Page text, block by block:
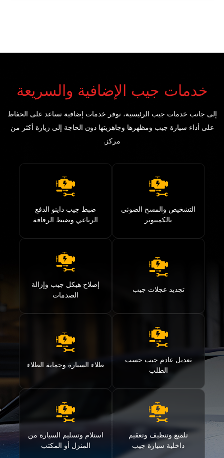
خدمات جيب الإضافية والسريعة
إلى جانب خدمات جيب الرئيسية، نوفر خدمات إضافية تساعد على الحفاظ
على أداء سيارة جيب ومظهرها وجاهزيتها دون الحاجة إلى زيارة أكثر من
مركز.
التشخيص والمسح الضوئي
بالكمبيوتر
ضبط جيب داينو الدفع
الرباعي وضبط الرقاقة
تجديد عجلات جيب
إصلاح هيكل جيب وإزالة
الصدمات
تعديل عادم جيب حسب
الطلب
طلاء السيارة وحماية الطلاء
تلميع وتنظيف وتعقيم
داخلية سيارة جيب
استلام وتسليم السيارة من
المنزل أو المكتب